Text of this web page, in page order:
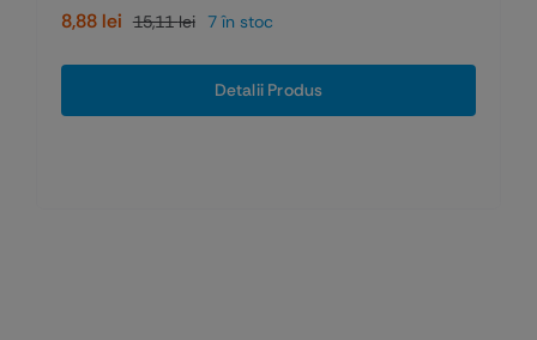
15,11leiPrețul
inițial
fost:
8,88 lei
Prețul
curent
este:
8,88 lei.
7 în stoc
Detalii Produs